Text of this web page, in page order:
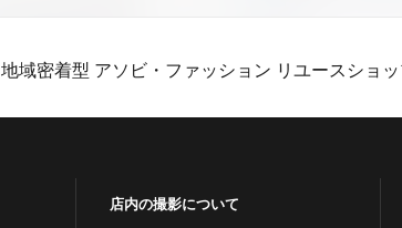
地域密着型 アソビ・ファッション リユースショ
店内の撮影について